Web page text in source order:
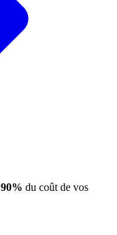
90% du coût de vos